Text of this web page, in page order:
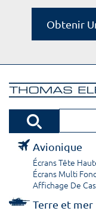
Obtenir
Avionique
Écrans Tête
Écrans Multi
Affichage De
Terre et mer